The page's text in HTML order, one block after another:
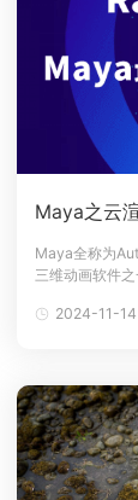
瑞兔百
AI视频
瑞兔百
AI视频
瑞兔百
AI视频
瑞兔百
AI视频
瑞兔百
AI视频
瑞兔百
AI视频
Maya
Maya
Maya
Maya
Maya
Maya
价格
动画价
效果图
云制作
动画价
效果图
云制作
动画价
效果图
云制作
动画价
效果图
云制作
动画价
效果图
云制作
动画价
效果图
云制作
案例
资讯&赛事
新闻资讯
渲染百科
渲染大
泛CG交
新闻资讯
渲染百科
渲染大
泛CG交
新闻资讯
渲染百科
渲染大
泛CG交
新闻资讯
渲染百科
渲染大
泛CG交
新闻资讯
渲染百科
渲染大
泛CG交
新闻资讯
渲染百科
渲染大
泛CG交
特惠专区
教育优
教育优
教育优
教育优
教育优
教育优
关于我们
下载
登录
Maya之云
Maya全称为
三维动画软件
制作领域中。
2024-11-14